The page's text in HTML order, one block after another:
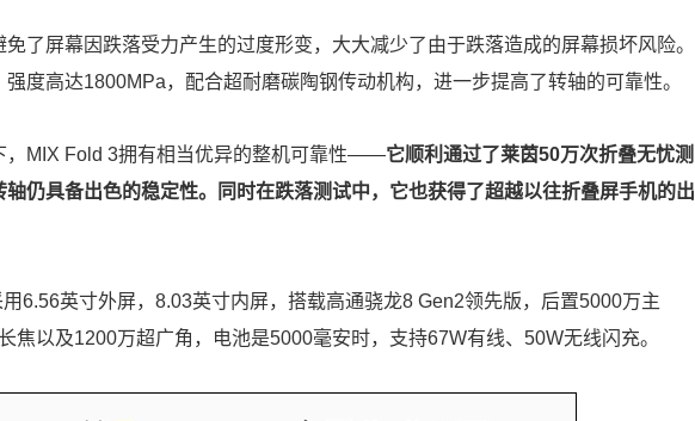
了屏幕因跌落受力产生的过度形变，大大减少了由于跌落造成的屏幕损坏风险。
度高达1800MPa，配合超耐磨碳陶钢传动机构，进一步提高了转轴的可靠性。
，MIX Fold 3拥有相当优异的整机可靠性——它顺利通过了莱茵50万次折叠无忧测
仍具备出色的稳定性。同时在跌落测试中，它也获得了超越以往折叠屏手机的出
6.56英寸外屏，8.03英寸内屏，搭载高通骁龙8 Gen2领先版，后置5000万主
焦以及1200万超广角，电池是5000毫安时，支持67W有线、50W无线闪充。